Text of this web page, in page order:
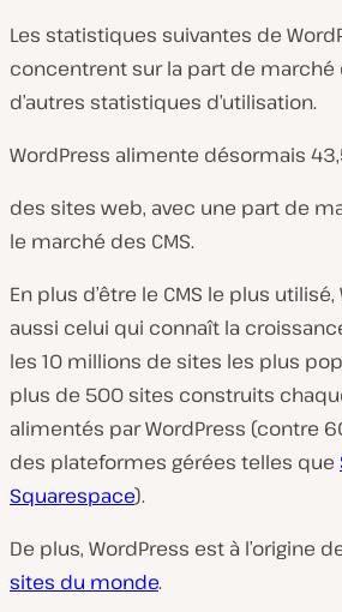
Les statistiques suivantes de
concentrent sur la part de marché
d’autres statistiques d’utilisation.
WordPress alimente désormais
des sites web, avec une part de
le marché des CMS.
En plus d’être le CMS le plus
aussi celui qui connaît la
les 10 millions de sites les plus
plus de 500 sites construits
alimentés par WordPress (contre
des plateformes gérées telles que
Squarespace).
De plus, WordPress est à l’origine
sites du monde.